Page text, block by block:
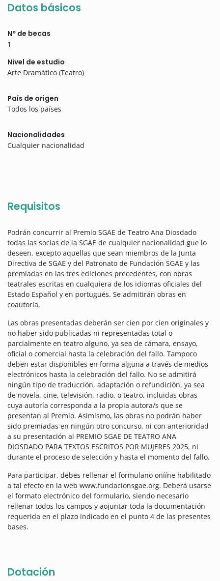
Datos básicos
Nº de becas
1
Nivel de estudio
Arte Dramático (Teatro)
País de origen
Todos los países
Nacionalidades
Cualquier nacionalidad
Requisitos
Podrán concurrir al Premio SGAE de Teatro Ana Diosdado
todas las socias de la SGAE de cualquier nacionalidad gue lo
deseen, excepto aquellas que sean miembros de la Junta
Directiva de SGAE y del Patronato de Fundación SGAE y las
premiadas en las tres ediciones precedentes, con obras
teatrales escritas en cualquiera de los idiomas oficiales del
Estado Español y en portugués. Se admitirán obras en
coautoría.
Las obras presentadas deberán ser cien por cien originales y
no haber sido publicadas ni representadas total o
parcialmente en teatro alguno, ya sea de cámara, ensayo,
oficial o comercial hasta la celebración del fallo. Tampoco
deben estar disponibles en forma alguna a través de medios
electrónicos hasta la celebración del fallo. No se admitirá
ningún tipo de traducción, adaptación o refundición, ya sea
de novela, cine, televisión, radio, o teatro, incluidas obras
cuya autoría corresponda a la propia autora/s que se
presentan al Premio. Asimismo, las obras no podrán haber
sido premiadas en ningún otro concurso, ni con anterioridad
a su presentación al PREMIO SGAE DE TEATRO ANA
DIOSDADO PARA TEXTOS ESCRITOS POR MUJERES 2025, ni
durante el proceso de selección y hasta el momento del fallo.
Para participar, debes rellenar el formulano onííne habilitado
a tal efecto en la web www.fundacionsgae.org. Deberá usarse
el formato electrónico del formulario, siendo necesario
rellenar todos los campos y aojuntar toda la documentación
requerida en el plazo indicado en el punto 4 de las presentes
bases.
Dotación